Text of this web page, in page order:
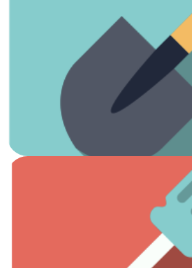
Jardinería
¡Es hora de arreglar el
Ver artículos
Todas las herramientas
Ver artículos